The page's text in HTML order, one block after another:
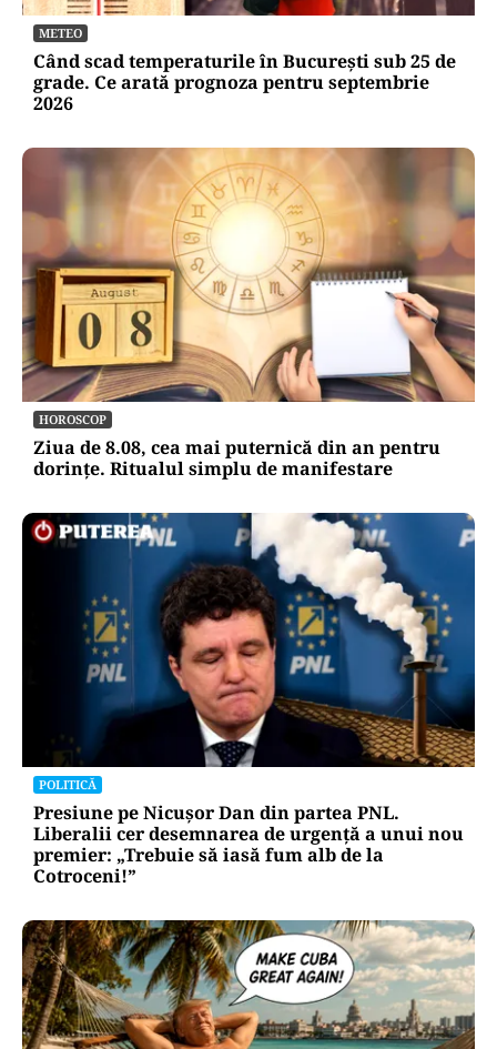
METEO
Când scad temperaturile în București sub 25 de
grade. Ce arată prognoza pentru septembrie
2026
HOROSCOP
Ziua de 8.08, cea mai puternică din an pentru
dorințe. Ritualul simplu de manifestare
POLITICĂ
Presiune pe Nicușor Dan din partea PNL.
Liberalii cer desemnarea de urgență a unui nou
premier: „Trebuie să iasă fum alb de la
Cotroceni!”